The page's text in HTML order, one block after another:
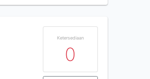
Ketersediaan
0